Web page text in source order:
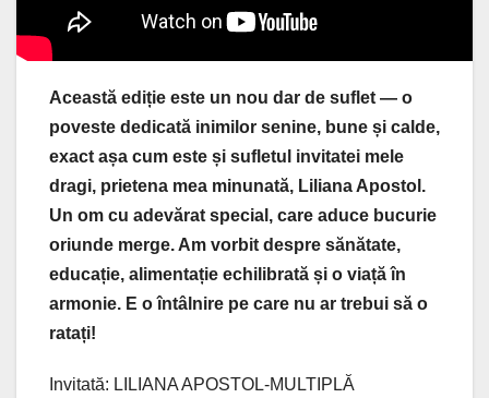
Această ediție este un nou dar de suflet — o
poveste dedicată inimilor senine, bune și calde,
exact așa cum este și sufletul invitatei mele
dragi, prietena mea minunată, Liliana Apostol.
Un om cu adevărat special, care aduce bucurie
oriunde merge. Am vorbit despre sănătate,
educație, alimentație echilibrată și o viață în
armonie. E o întâlnire pe care nu ar trebui să o
ratați!
Invitată: LILIANA APOSTOL-MULTIPLĂ